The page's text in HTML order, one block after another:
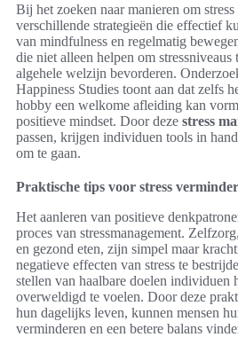
Bij het zoeken naar manieren om
verschillende strategieën die effectief
van mindfulness en regelmatig
die niet alleen helpen om
algehele welzijn bevorderen.
Happiness Studies toont aan dat zelfs
hobby een welkome afleiding kan
positieve mindset. Door deze stress
passen, krijgen individuen tools in
om te gaan.
Praktische tips voor stress
Het aanleren van positieve
proces van stressmanagement.
en gezond eten, zijn simpel maar
negatieve effecten van stress te
stellen van haalbare doelen individuen
overweldigd te voelen. Door deze
hun dagelijks leven, kunnen mensen
verminderen en een betere balans